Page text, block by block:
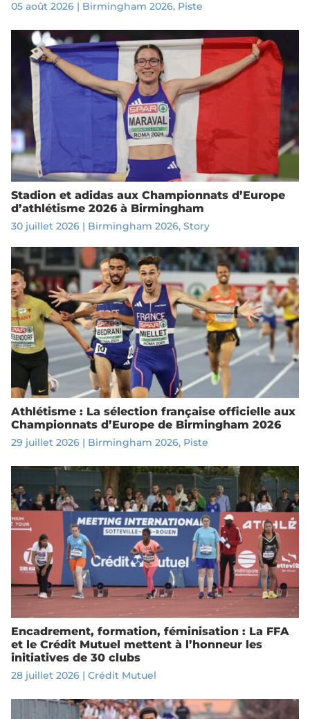
05 août 2026| Birmingham 2026, Piste
Stadion et adidas aux Championnats d’Europe
d’athlétisme 2026 à Birmingham
30 juillet 2026| Birmingham 2026, Story
Athlétisme : La sélection française officielle aux
Championnats d’Europe de Birmingham 2026
29 juillet 2026| Birmingham 2026, Piste
Encadrement, formation, féminisation : La FFA
et le Crédit Mutuel mettent à l’honneur les
initiatives de 30 clubs
28 juillet 2026| Crédit Mutuel